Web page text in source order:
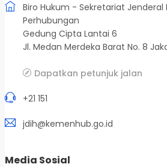
Biro Hukum - Sekretariat
Perhubungan
Gedung Cipta Lantai 6
Jl. Medan Merdeka Barat No. 8
Dapatkan petunjuk jalan
+21 151
jdih@kemenhub.go.id
Media Sosial